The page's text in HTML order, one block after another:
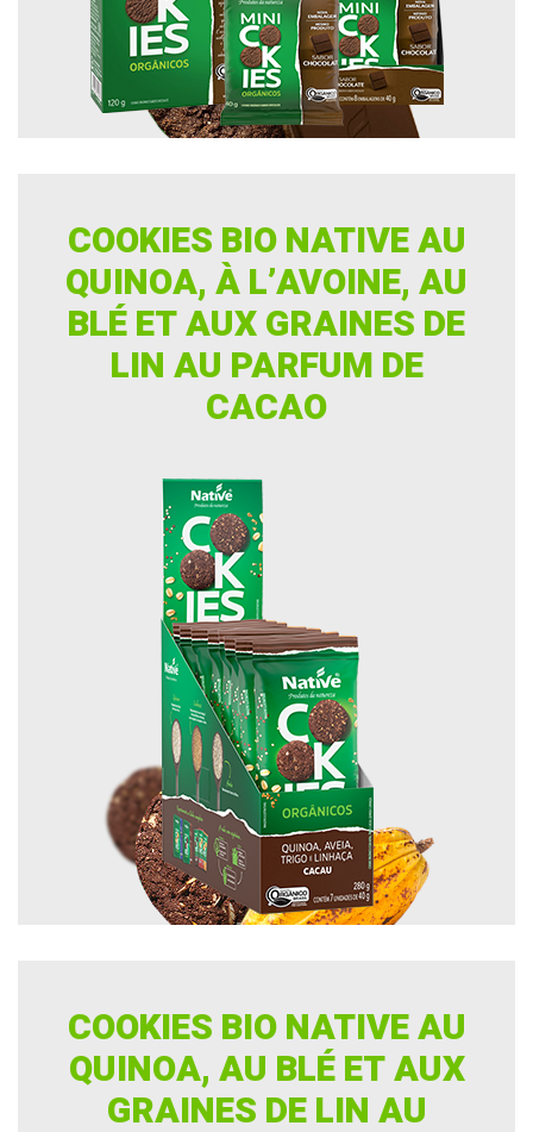
COOKIES BIO NATIVE AU
QUINOA, À L’AVOINE, AU
BLÉ ET AUX GRAINES DE
LIN AU PARFUM DE
CACAO
COOKIES BIO NATIVE AU
QUINOA, AU BLÉ ET AUX
GRAINES DE LIN AU